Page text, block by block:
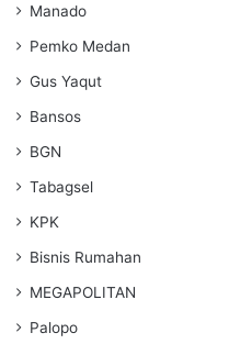
Manado
Pemko Medan
Gus Yaqut
Bansos
BGN
Tabagsel
KPK
Bisnis Rumahan
MEGAPOLITAN
Palopo